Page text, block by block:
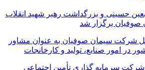
حسینی و بزرگداشت رهبر شهید انقلاب
برگزار شد
شرکت سیمان صوفیان به عنوان مشاور
در امور صنایع، تولید و کارخانجات
شرکت سرمایه گذاری تأمین اجتماعی